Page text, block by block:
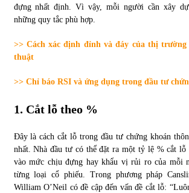
đựng nhất định. Vì vậy, mỗi người cần xây
những quy tắc phù hợp.
>> Cách xác định đỉnh và đáy của thị
thuật
>> Chỉ báo RSI và ứng dụng trong đầu tư
1. Cắt lỗ theo %
Đây là cách cắt lỗ trong đầu tư chứng khoán
nhất. Nhà đầu tư có thể đặt ra một tỷ lệ % cắt lỗ
vào mức chịu đựng hay khẩu vị rủi ro của mỗi
từng loại cổ phiếu. Trong phương pháp
William O’Neil có đề cập đến vấn đề cắt lỗ: